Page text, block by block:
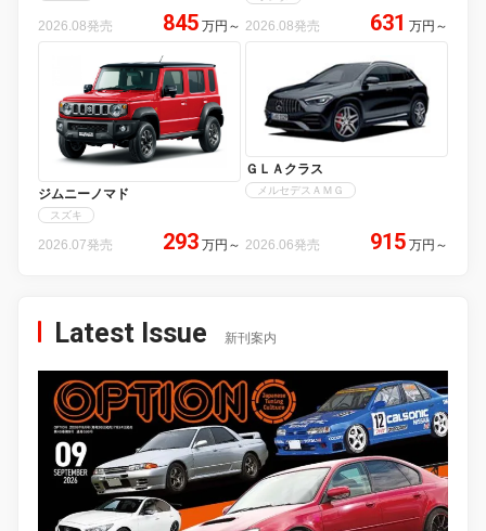
2026.08発売 845 万円 ～ 2026.08発売 631 万円 ～
ジムニーノマド
スズキ
2026.07発売 293 万円 ～
ＧＬＡクラス
メルセデスＡＭＧ
2026.06発売 915 万円 ～
Latest Issue 新刊案内